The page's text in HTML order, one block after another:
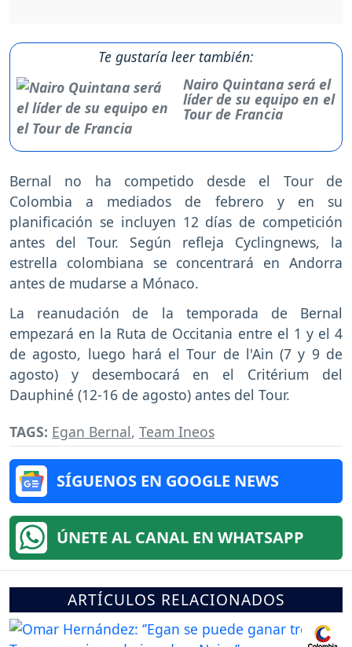
Te gustaría leer también:
Nairo Quintana será el
líder de su equipo en el
Tour de Francia
Bernal no ha competido desde el Tour de
Colombia a mediados de febrero y en su
planificación se incluyen 12 días de competición
antes del Tour. Según refleja Cyclingnews, la
estrella colombiana se concentrará en Andorra
antes de mudarse a Mónaco.
La reanudación de la temporada de Bernal
empezará en la Ruta de Occitania entre el 1 y el 4
de agosto, luego hará el Tour de l'Ain (7 y 9 de
agosto) y desembocará en el Critérium del
Dauphiné (12-16 de agosto) antes del Tour.
TAGS: Egan Bernal, Team Ineos
SÍGUENOS EN GOOGLE NEWS
ÚNETE AL CANAL EN WHATSAPP
ARTÍCULOS RELACIONADOS